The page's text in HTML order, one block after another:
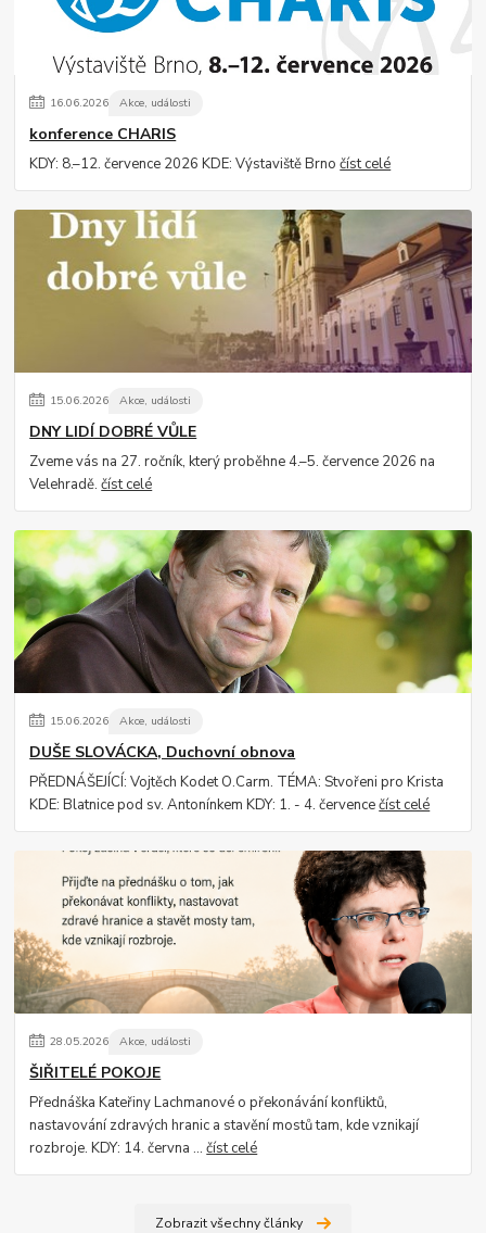
16.06.2026 Akce, události
konference CHARIS
KDY: 8.–12. července 2026 KDE: Výstaviště Brnočíst celé
15.06.2026 Akce, události
DNY LIDÍ DOBRÉ VŮLE
Zveme vás na 27. ročník, který proběhne 4.–5. července 2026 na
Velehradě.číst celé
15.06.2026 Akce, události
DUŠE SLOVÁCKA, Duchovní obnova
PŘEDNÁŠEJÍCÍ: Vojtěch Kodet O.Carm. TÉMA: Stvořeni pro Krista
KDE: Blatnice pod sv. Antonínkem KDY: 1. - 4. červencečíst celé
28.05.2026 Akce, události
ŠIŘITELÉ POKOJE
Přednáška Kateřiny Lachmanové o překonávání konfliktů,
nastavování zdravých hranic a stavění mostů tam, kde vznikají
rozbroje. KDY: 14. června ...číst celé
Zobrazit všechny články